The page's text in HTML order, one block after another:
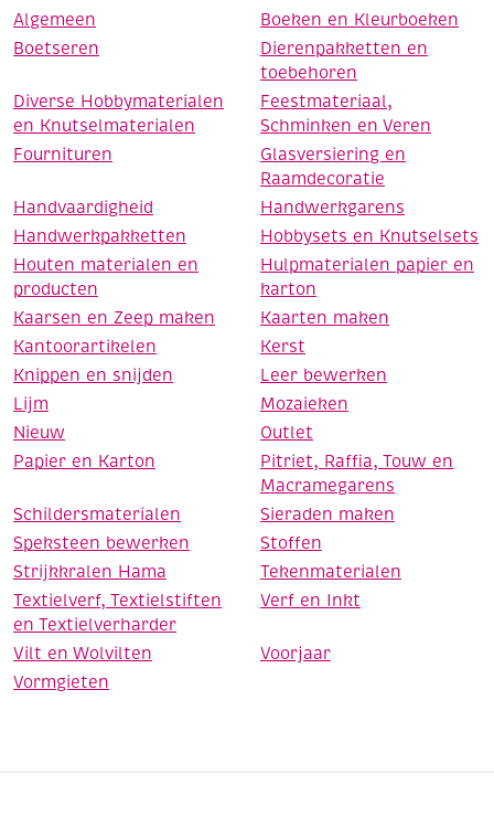
Algemeen
Boeken en Kleurboeken
Boetseren
Dierenpakketten en
toebehoren
Diverse Hobbymaterialen
en Knutselmaterialen
Feestmateriaal,
Schminken en Veren
Fournituren
Glasversiering en
Raamdecoratie
Handvaardigheid
Handwerkgarens
Handwerkpakketten
Hobbysets en Knutselsets
Houten materialen en
producten
Hulpmaterialen papier en
karton
Kaarsen en Zeep maken
Kaarten maken
Kantoorartikelen
Kerst
Knippen en snijden
Leer bewerken
Lijm
Mozaieken
Nieuw
Outlet
Papier en Karton
Pitriet, Raffia, Touw en
Macramegarens
Schildersmaterialen
Sieraden maken
Speksteen bewerken
Stoffen
Strijkkralen Hama
Tekenmaterialen
Textielverf, Textielstiften
en Textielverharder
Verf en Inkt
Vilt en Wolvilten
Voorjaar
Vormgieten